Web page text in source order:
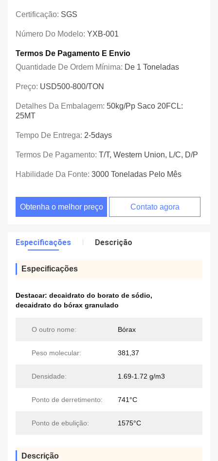
Certificação: SGS
Número Do Modelo: YXB-001
Termos De Pagamento E Envio
Quantidade De Ordem Mínima: De 1 Toneladas
Preço: USD500-800/TON
Detalhes Da Embalagem: 50kg/pp Saco 20FCL:
25MT
Tempo De Entrega: 2-5days
Termos De Pagamento: T/T, Western Union, L/C, D/P
Habilidade Da Fonte: 3000 Toneladas Pelo Mês
Obtenha o melhor preço Contato agora
Especificações Descrição
Especificações
Destacar: decaidrato do borato de sódio,
decaidrato do bórax granulado
O outro nome: Bórax
Peso molecular: 381,37
Densidade: 1.69-1.72 g/m3
Ponto de derretimento: 741°C
Ponto de ebulição: 1575°C
Descrição